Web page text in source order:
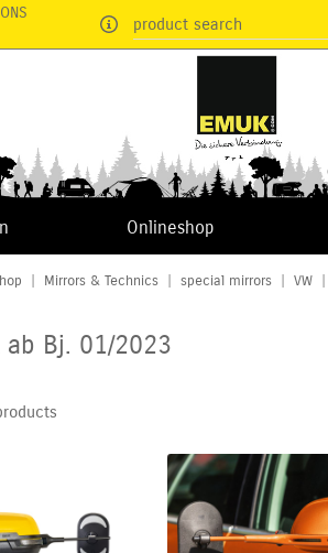
product search
Onlineshop
Mirrors & Technics special mirrors VW
Bj. 01/2023